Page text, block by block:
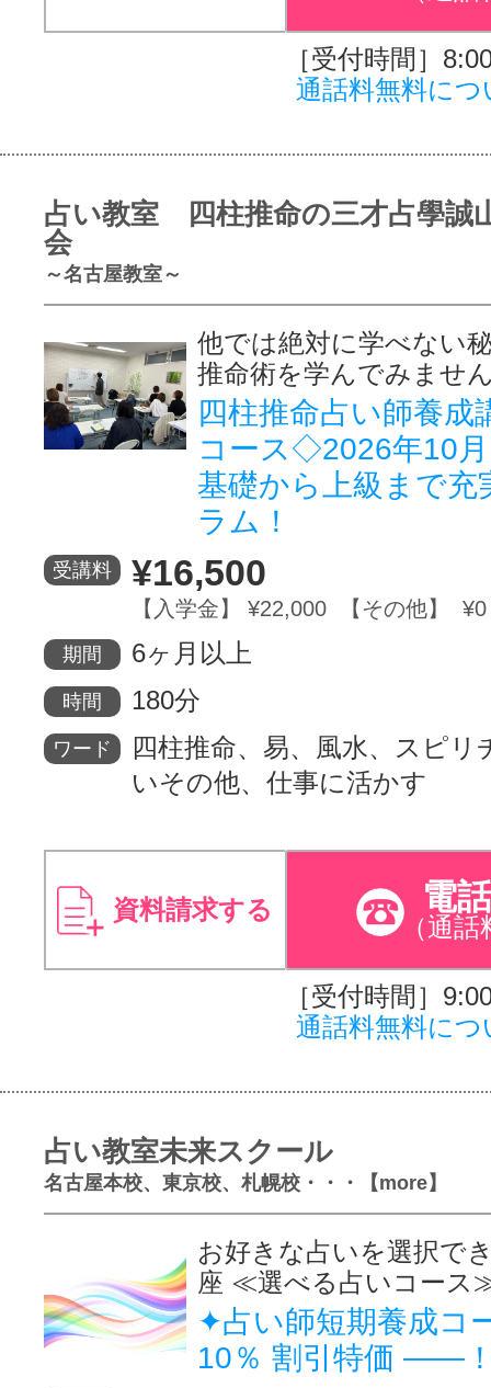
［受付時間］
通話料無料につ
占い教室 四柱推命の三才占學誠
会
～名古屋教室～
他では絶対に学べない
推命術を学んでみませ
四柱推命占い師養
コース◇2026年10
基礎から上級まで充
ラム！
受講料 ¥16,500
【入学金】 ¥22,000 【その他】 ¥0
期間 6ヶ月以上
時間 180分
ワード
四柱推命、易、風水、スピリ
いその他、仕事に活かす
資料請求する 電
（通話
［受付時間］
通話料無料につ
占い教室未来スクール
名古屋本校、東京校、札幌校・・・【more】
お好きな占いを選択で
座 ≪選べる占いコー
✦占い師短期養成
10％ 割引特価 ――